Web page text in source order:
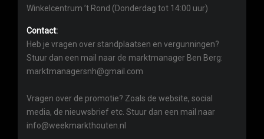
Winkelcentrum ’t Rond (Donderdag tot 14:00 uur)
Contact:
Heb je vragen over standplaatsen en vergunningen?
Stuur dan een mail naar de marktmanager Ben Berg:
marktmanagersnh@gmail.com
Vragen over de promotie? Zoals de website, social
media, de nieuwsbrief etc. Stuur dan een mail naar
info@weekmarkthouten.nl